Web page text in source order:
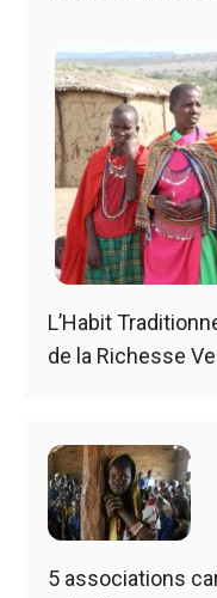
L’Habit
de la Richesse
5 associations